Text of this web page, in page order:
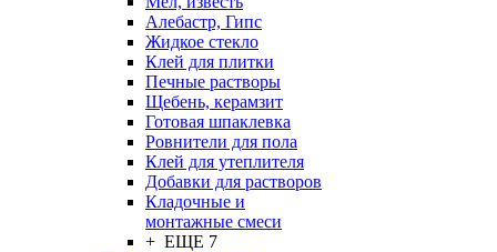
Алебастр, Гипс
Жидкое стекло
Клей для плитки
Печные растворы
Щебень, керамзит
Готовая шпаклевка
Ровнители для пола
Клей для утеплителя
Добавки для растворов
Кладочные и
монтажные смеси
+ ЕЩЕ 7